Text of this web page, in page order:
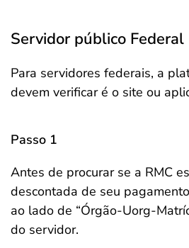
Servidor público Federal
Para servidores federais, a
devem verificar é o site ou
Passo 1
Antes de procurar se a RMC
descontada de seu
ao lado de “Órgão-Uorg-
do servidor.